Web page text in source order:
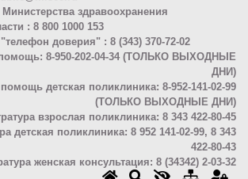
здравоохранения
: 8 800 1000 153
доверия" : 8 (343) 370-72-02
8-950-202-04-34 (ТОЛЬКО ВЫХОДНЫЕ
ДНИ)
детская поликлиника: 8-952-141-02-99
(ТОЛЬКО ВЫХОДНЫЕ ДНИ)
взрослая поликлиника: 8 343 422-80-45
детская поликлиника: 8 952 141-02-99, 8 343
422-80-43
женская консультация: 8 (34342) 2-03-32